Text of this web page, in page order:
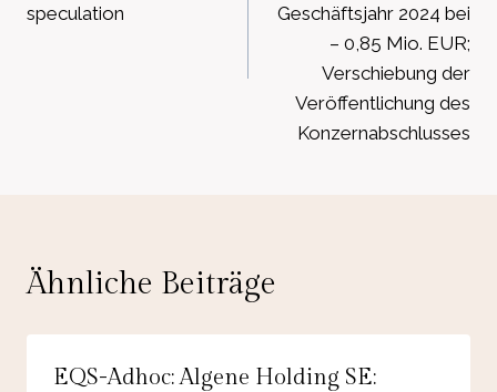
speculation
Geschäftsjahr 2024 bei
– 0,85 Mio. EUR;
Verschiebung der
Veröffentlichung des
Konzernabschlusses
Ähnliche Beiträge
EQS-Adhoc: Algene Holding SE: